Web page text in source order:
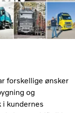
forskellige ønsker
og
kundernes